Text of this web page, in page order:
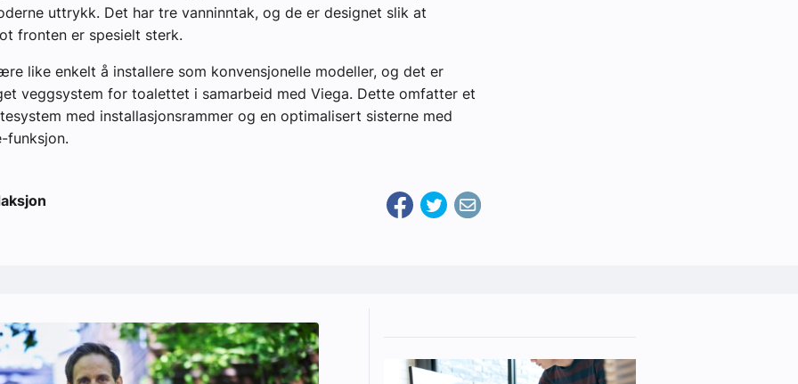
uttrykk. Det har tre vanninntak, og de er designet slik at
fronten er spesielt sterk.
like enkelt å installere som konvensjonelle modeller, og det er
veggsystem for toalettet i samarbeid med Viega. Dette omfatter et
med installasjonsrammer og en optimalisert sisterne med
funksjon.